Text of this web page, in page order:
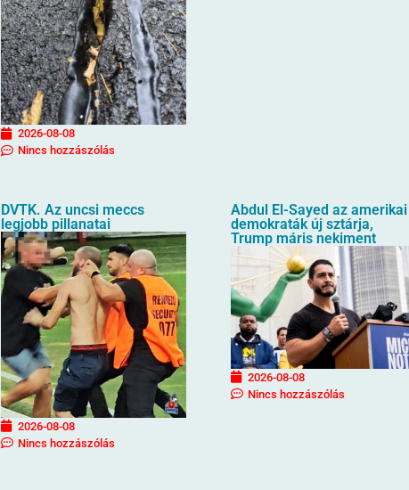
2026-08-08
Nincs hozzászólás
DVTK. Az uncsi meccs
legjobb pillanatai
2026-08-08
Nincs hozzászólás
Abdul El-Sayed az amerikai
demokraták új sztárja,
Trump máris nekiment
2026-08-08
Nincs hozzászólás